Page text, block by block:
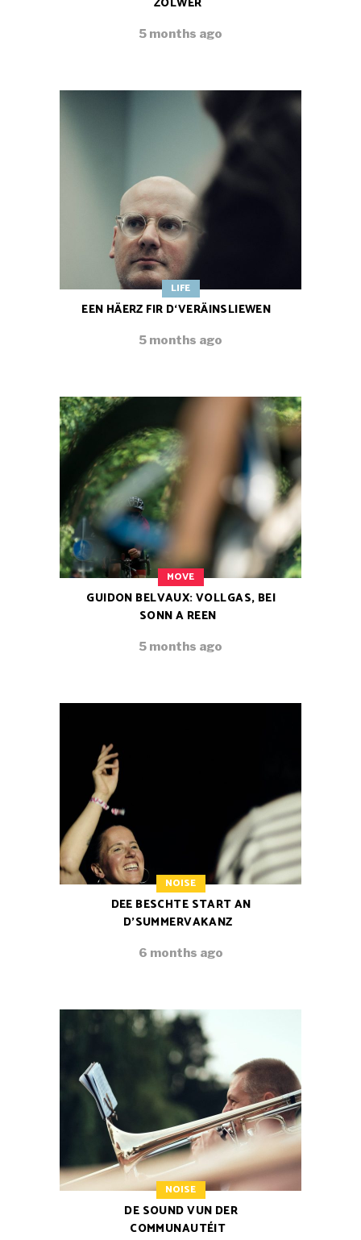
ZOLWER
5 months ago
LIFE
EEN HÄERZ FIR D‘VERÄINSLIEWEN
5 months ago
MOVE
GUIDON BELVAUX: VOLLGAS, BEI
SONN A REEN
5 months ago
NOISE
DEE BESCHTE START AN
D’SUMMERVAKANZ
6 months ago
NOISE
DE SOUND VUN DER
COMMUNAUTÉIT